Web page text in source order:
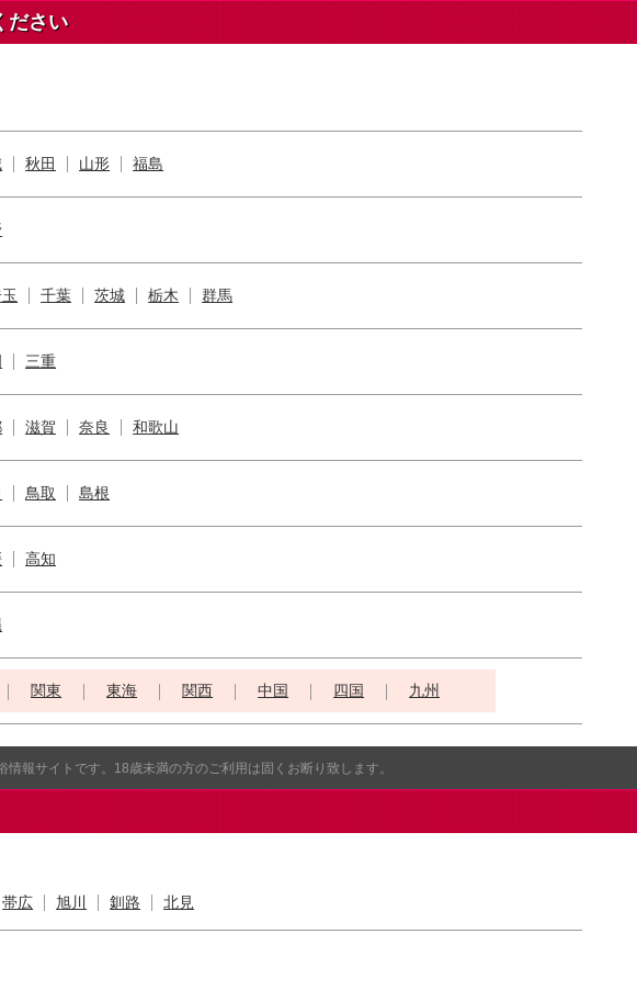
ださい
秋田 山形 福島
千葉 茨城 栃木 群馬
三重
滋賀 奈良 和歌山
鳥取 島根
高知
関東 東海 関西 中国 四国 九州
情報サイトです。18歳未満の方のご利用は固くお断り致します。
帯広 旭川 釧路 北見